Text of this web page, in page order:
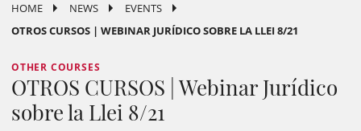
HOME NEWS
EVENTS
OTROS CURSOS | WEBINAR JURÍDICO SOBRE LA LLEI 8/21
OTHER COURSES
OTROS CURSOS | Webinar Jurídico
sobre la Llei 8/21